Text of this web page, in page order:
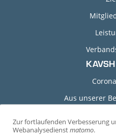
C
Zur fortlaufenden Verbesserung
Webanalysedienstmatomo.
Aus unserer